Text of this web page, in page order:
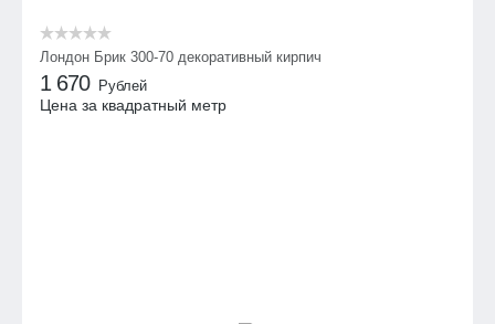
Лондон Брик 300-70 декоративный кирпич
1 670 Рублей
Цена за квадратный метр